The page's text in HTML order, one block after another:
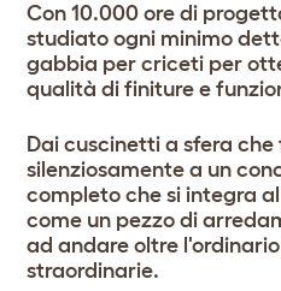
Con 10.000 ore di
studiato ogni minimo
gabbia per criceti per
qualità di finiture e
Dai cuscinetti a sfera
silenziosamente a un
completo che si integra
come un pezzo di
ad andare oltre
straordinarie.